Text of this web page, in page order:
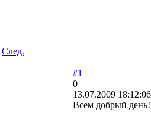
След.
#1
0
13.07.2009 18:12:06
Всем добрый день!